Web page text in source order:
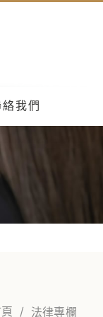
我們
法律專欄